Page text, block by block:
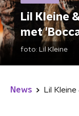
Lil Kleine
met
foto: Lil Kleine
News